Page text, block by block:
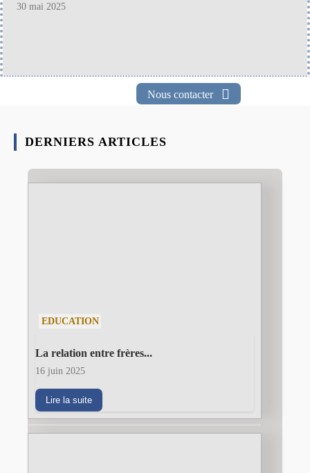
30 mai 2025
Nous contacter
DERNIERS ARTICLES
EDUCATION
La relation entre frères...
16 juin 2025
Lire la suite